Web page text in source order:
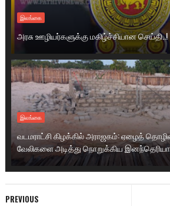
இலங்கை
அரசு ஊழியர்களுக்கு மகிழ்ச்சியான செய்தி..!
இலங்கை
வடமராட்சி கிழக்கில் அராஜகம்: ஏழைத்
வேலிகளை அடித்து நொறுக்கிய
PREVIOUS